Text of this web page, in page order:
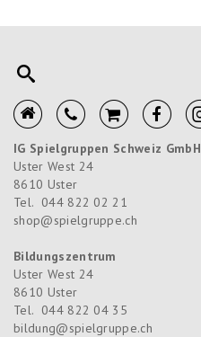
IG Spielgruppen Schweiz GmbH
Uster West 24
8610 Uster
Tel. 044 822 02 21
shop@spielgruppe.ch
Bildungszentrum
Uster West 24
8610 Uster
Tel. 044 822 04 35
bildung@spielgruppe.ch